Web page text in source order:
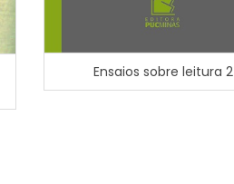
Ensaios sobre leitura 2